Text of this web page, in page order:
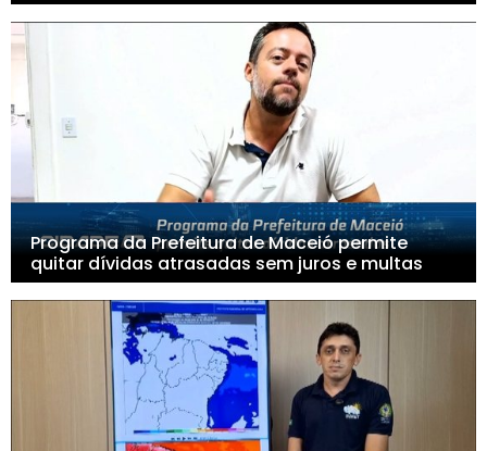
Programa da Prefeitura de Maceió permite
quitar dívidas atrasadas sem juros e multas